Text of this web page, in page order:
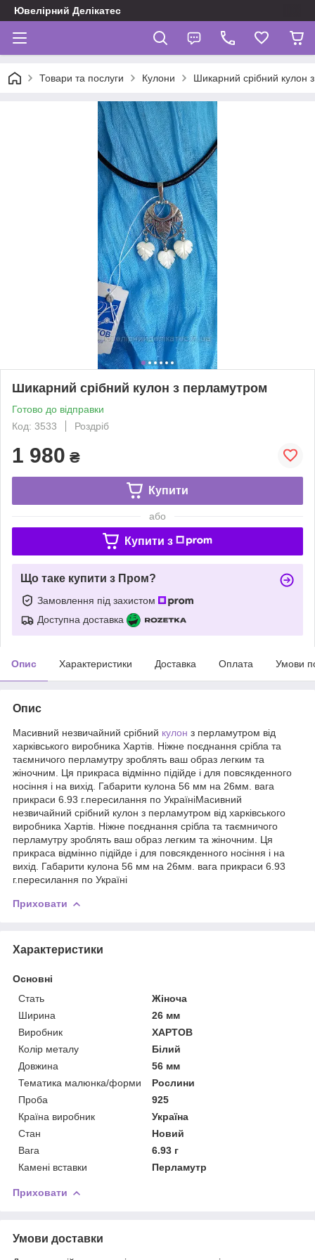
Ювелірний Делікатес
Товари та послуги Кулони Шикарний срібний кулон
Шикарний срібний кулон з перламутром
Готово до відправки
Код: 3533
Роздріб
1 980 ₴
Купити
або
Купити з
Що таке купити з Пром?
Замовлення під захистом
Доступна доставка
Опис Характеристики Доставка Оплата Умови
Опис
Масивний незвичайний срібний кулон з перламутром від
харківського виробника Хартів. Ніжне поєднання срібла та
таємничого перламутру зроблять ваш образ легким та
жіночним. Ця прикраса відмінно підійде і для повсякденного
носіння і на вихід. Габарити кулона 56 мм на 26мм. вага
прикраси 6.93 г.пересилання по УкраїніМасивний
незвичайний срібний кулон з перламутром від харківського
виробника Хартів. Ніжне поєднання срібла та таємничого
перламутру зроблять ваш образ легким та жіночним. Ця
прикраса відмінно підійде і для повсякденного носіння і на
вихід. Габарити кулона 56 мм на 26мм. вага прикраси 6.93
г.пересилання по Україні
Приховати
Характеристики
Основні
Стать
Жіноча
Ширина
26 мм
Виробник
ХАРТОВ
Колір металу
Білий
Довжина
56 мм
Тематика малюнка/форми
Рослини
Проба
925
Країна виробник
Україна
Стан
Новий
Вага
6.93 г
Камені вставки
Перламутр
Приховати
Умови доставки